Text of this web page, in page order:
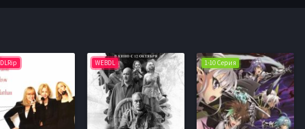
WEBDL 1-10 Серия